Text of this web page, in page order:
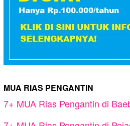
MUA RIAS PENGANTIN
7+ MUA Rias Pengantin di